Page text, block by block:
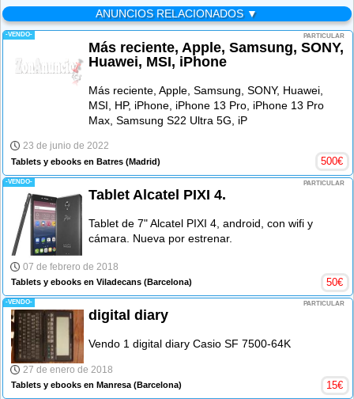
ANUNCIOS RELACIONADOS ▼
-VENDO- PARTICULAR
Más reciente, Apple, Samsung, SONY,
Huawei, MSI, iPhone
Más reciente, Apple, Samsung, SONY, Huawei,
MSI, HP, iPhone, iPhone 13 Pro, iPhone 13 Pro
Max, Samsung S22 Ultra 5G, iP
23 de junio de 2022
Tablets y ebooks en Batres (Madrid) 500€
-VENDO- PARTICULAR
Tablet Alcatel PIXI 4.
Tablet de 7" Alcatel PIXI 4, android, con wifi y
cámara. Nueva por estrenar.
07 de febrero de 2018
Tablets y ebooks en Viladecans (Barcelona) 50€
-VENDO- PARTICULAR
digital diary
Vendo 1 digital diary Casio SF 7500-64K
27 de enero de 2018
Tablets y ebooks en Manresa (Barcelona) 15€